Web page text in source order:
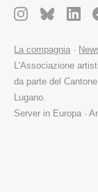
La compagnia ·
L'Associazione
da parte del
Lugano.
Server in Europa ·